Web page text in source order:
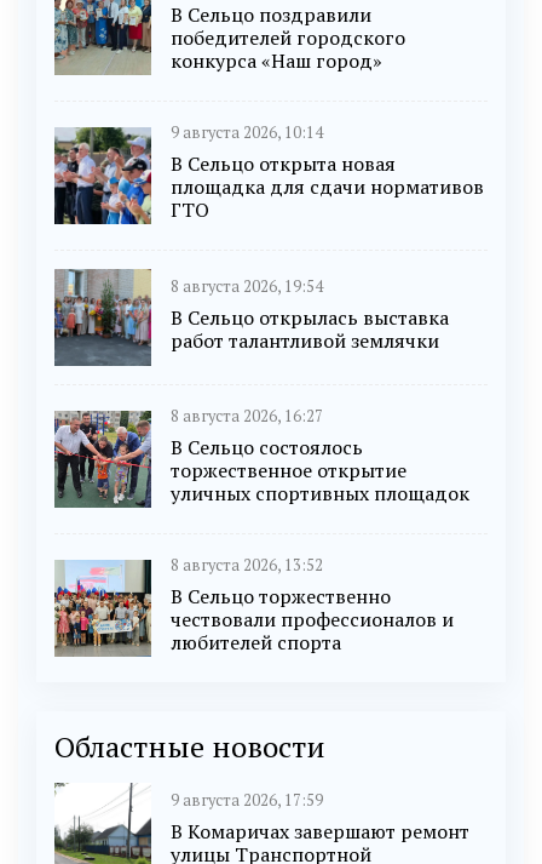
В Сельцо поздравили
победителей городского
конкурса «Наш город»
9 августа 2026, 10:14
В Сельцо открыта новая
площадка для сдачи нормативов
ГТО
8 августа 2026, 19:54
В Сельцо открылась выставка
работ талантливой землячки
8 августа 2026, 16:27
В Сельцо состоялось
торжественное открытие
уличных спортивных площадок
8 августа 2026, 13:52
В Сельцо торжественно
чествовали профессионалов и
любителей спорта
Областные новости
9 августа 2026, 17:59
В Комаричах завершают ремонт
улицы Транспортной